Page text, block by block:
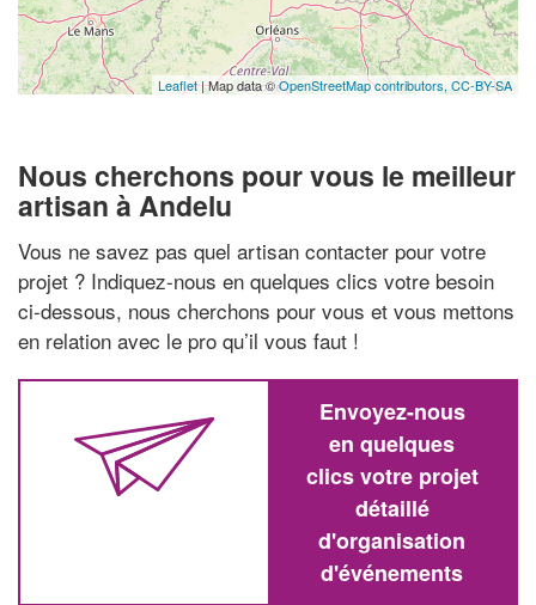
Leaflet| Map data ©OpenStreetMap contributors, CC-BY-SA
Nous cherchons pour vous le meilleur
artisan à Andelu
Vous ne savez pas quel artisan contacter pour votre
projet ? Indiquez-nous en quelques clics votre besoin
ci-dessous, nous cherchons pour vous et vous mettons
en relation avec le pro qu’il vous faut !
Envoyez-nous
en quelques
clics votre projet
détaillé
d'organisation
d'événements